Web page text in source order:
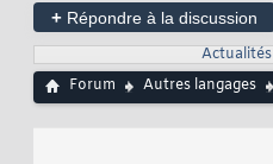
+ Répondre à la discussion
Actualités
Forum
Autres langages